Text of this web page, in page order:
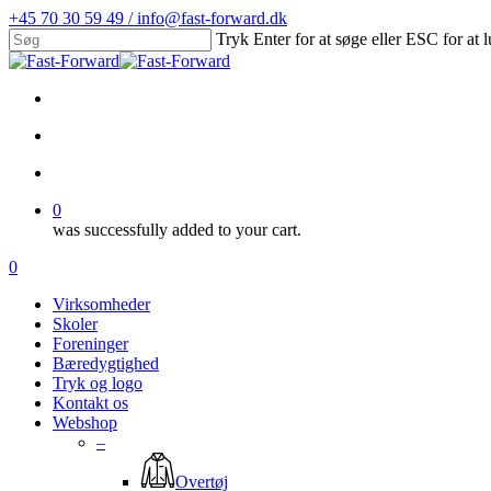
Skip
to
main
+45 70 30 59 49 / info@fast-forward.dk
Tryk Enter for at søge eller ESC for at
Close
0
was successfully added to your cart.
Menu
search
account
0
Virksomheder
Skoler
Foreninger
Bæredygtighed
Tryk og logo
Kontakt os
Webshop
–
Overtøj